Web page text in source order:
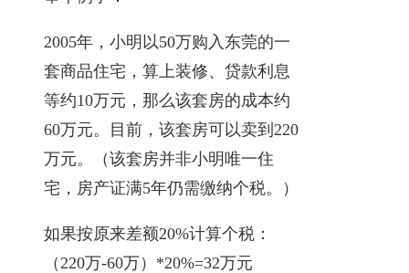
2005年，小明以50万购入东莞的一
套商品住宅，算上装修、贷款利息
等约10万元，那么该套房的成本约
60万元。目前，该套房可以卖到220
万元。（该套房并非小明唯一住
宅，房产证满5年仍需缴纳个税。）
如果按原来差额20%计算个税：
（220万-60万）*20%=32万元